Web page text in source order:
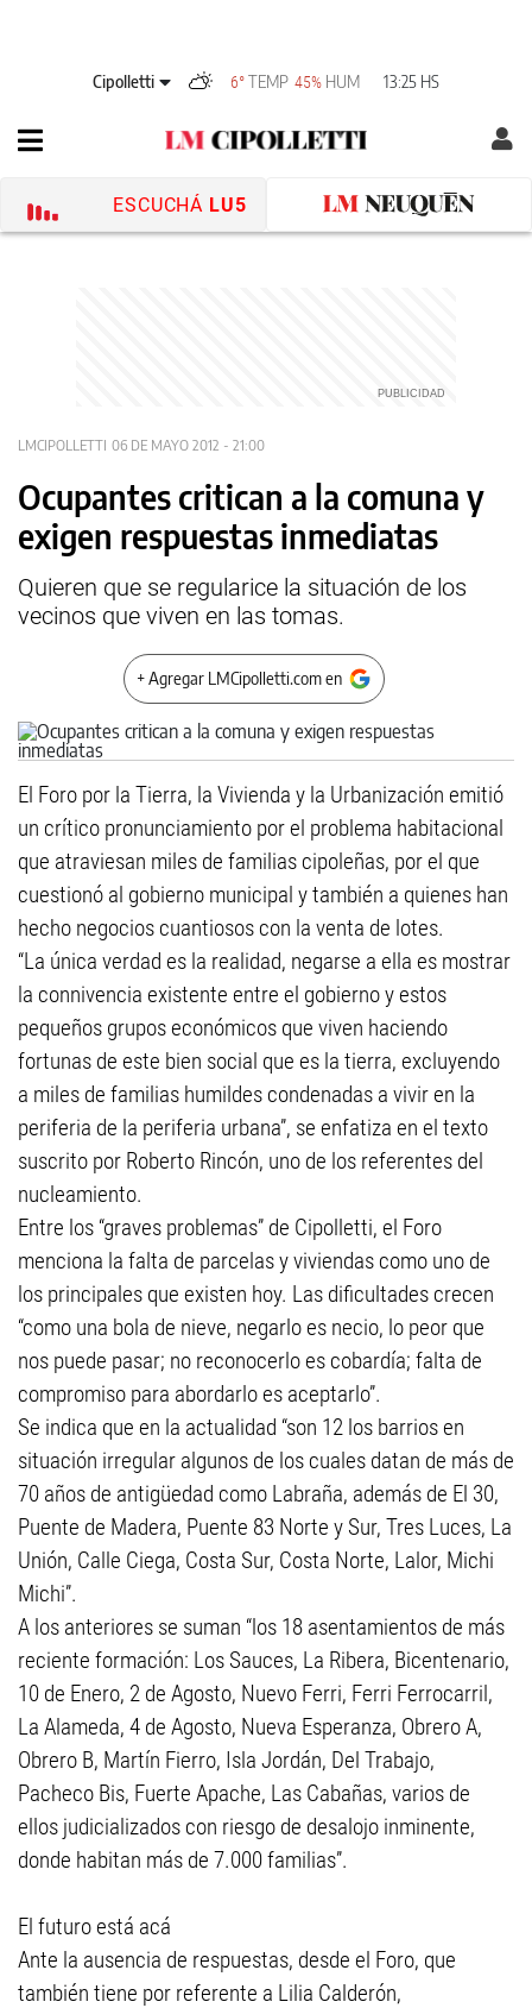
Cipolletti 6°TEMP 45% HUM 13:25 HS
ESCUCHÁ LU5
LMCIPOLLETTI 06 DE MAYO 2012 - 21:00
Ocupantes critican a la comuna y
exigen respuestas inmediatas
Quieren que se regularice la situación de los
vecinos que viven en las tomas.
+ Agregar LMCipolletti.com en
El Foro por la Tierra, la Vivienda y la Urbanización emitió
un crítico pronunciamiento por el problema habitacional
que atraviesan miles de familias cipoleñas, por el que
cuestionó al gobierno municipal y también a quienes han
hecho negocios cuantiosos con la venta de lotes.
“La única verdad es la realidad, negarse a ella es mostrar
la connivencia existente entre el gobierno y estos
pequeños grupos económicos que viven haciendo
fortunas de este bien social que es la tierra, excluyendo
a miles de familias humildes condenadas a vivir en la
periferia de la periferia urbana”, se enfatiza en el texto
suscrito por Roberto Rincón, uno de los referentes del
nucleamiento.
Entre los “graves problemas” de Cipolletti, el Foro
menciona la falta de parcelas y viviendas como uno de
los principales que existen hoy. Las dificultades crecen
“como una bola de nieve, negarlo es necio, lo peor que
nos puede pasar; no reconocerlo es cobardía; falta de
compromiso para abordarlo es aceptarlo”.
Se indica que en la actualidad “son 12 los barrios en
situación irregular algunos de los cuales datan de más de
70 años de antigüedad como Labraña, además de El 30,
Puente de Madera, Puente 83 Norte y Sur, Tres Luces, La
Unión, Calle Ciega, Costa Sur, Costa Norte, Lalor, Michi
Michi”.
A los anteriores se suman “los 18 asentamientos de más
reciente formación: Los Sauces, La Ribera, Bicentenario,
10 de Enero, 2 de Agosto, Nuevo Ferri, Ferri Ferrocarril,
La Alameda, 4 de Agosto, Nueva Esperanza, Obrero A,
Obrero B, Martín Fierro, Isla Jordán, Del Trabajo,
Pacheco Bis, Fuerte Apache, Las Cabañas, varios de
ellos judicializados con riesgo de desalojo inminente,
donde habitan más de 7.000 familias”.
El futuro está acá
Ante la ausencia de respuestas, desde el Foro, que
también tiene por referente a Lilia Calderón,